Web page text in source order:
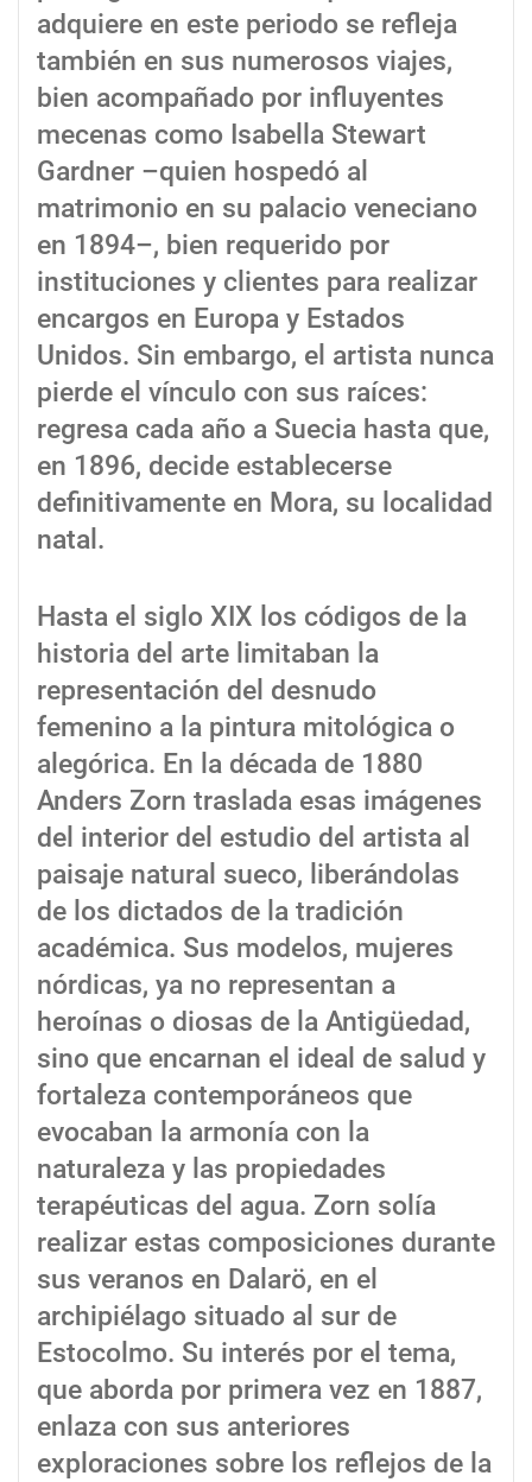
adquiere en este periodo se refleja
también en sus numerosos viajes,
bien acompañado por influyentes
mecenas como Isabella Stewart
Gardner –quien hospedó al
matrimonio en su palacio veneciano
en 1894–, bien requerido por
instituciones y clientes para realizar
encargos en Europa y Estados
Unidos. Sin embargo, el artista nunca
pierde el vínculo con sus raíces:
regresa cada año a Suecia hasta que,
en 1896, decide establecerse
definitivamente en Mora, su localidad
natal.
Hasta el siglo XIX los códigos de la
historia del arte limitaban la
representación del desnudo
femenino a la pintura mitológica o
alegórica. En la década de 1880
Anders Zorn traslada esas imágenes
del interior del estudio del artista al
paisaje natural sueco, liberándolas
de los dictados de la tradición
académica. Sus modelos, mujeres
nórdicas, ya no representan a
heroínas o diosas de la Antigüedad,
sino que encarnan el ideal de salud y
fortaleza contemporáneos que
evocaban la armonía con la
naturaleza y las propiedades
terapéuticas del agua. Zorn solía
realizar estas composiciones durante
sus veranos en Dalarö, en el
archipiélago situado al sur de
Estocolmo. Su interés por el tema,
que aborda por primera vez en 1887,
enlaza con sus anteriores
exploraciones sobre los reflejos de la